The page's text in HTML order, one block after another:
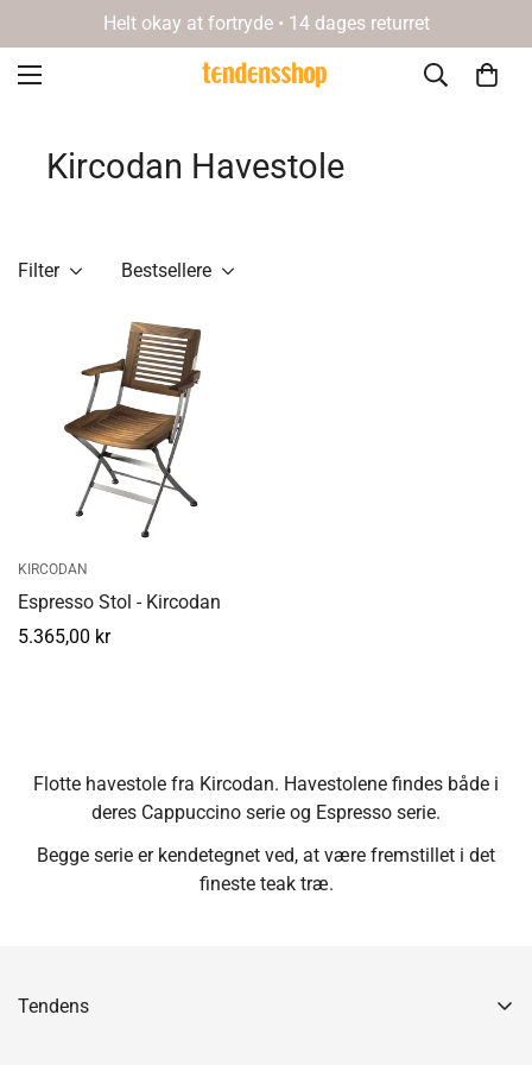
Helt okay at fortryde • 14 dages returret
Kircodan Havestole
Filter Bestsellere
KIRCODAN
Espresso Stol - Kircodan
Normal
5.365,00 kr
Flotte havestole fra Kircodan. Havestolene findes både i
deres Cappuccino serie og Espresso serie.
Begge serie er kendetegnet ved, at være fremstillet i det
fineste teak træ.
Tendens